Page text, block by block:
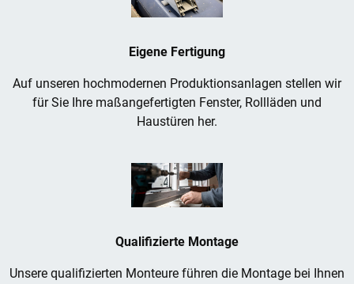
Eigene Fertigung
Auf unseren hochmodernen Produktionsanlagen stellen wir
für Sie Ihre maßangefertigten Fenster, Rollläden und
Haustüren her.
Qualifizierte Montage
Unsere qualifizierten Monteure führen die Montage bei Ihnen